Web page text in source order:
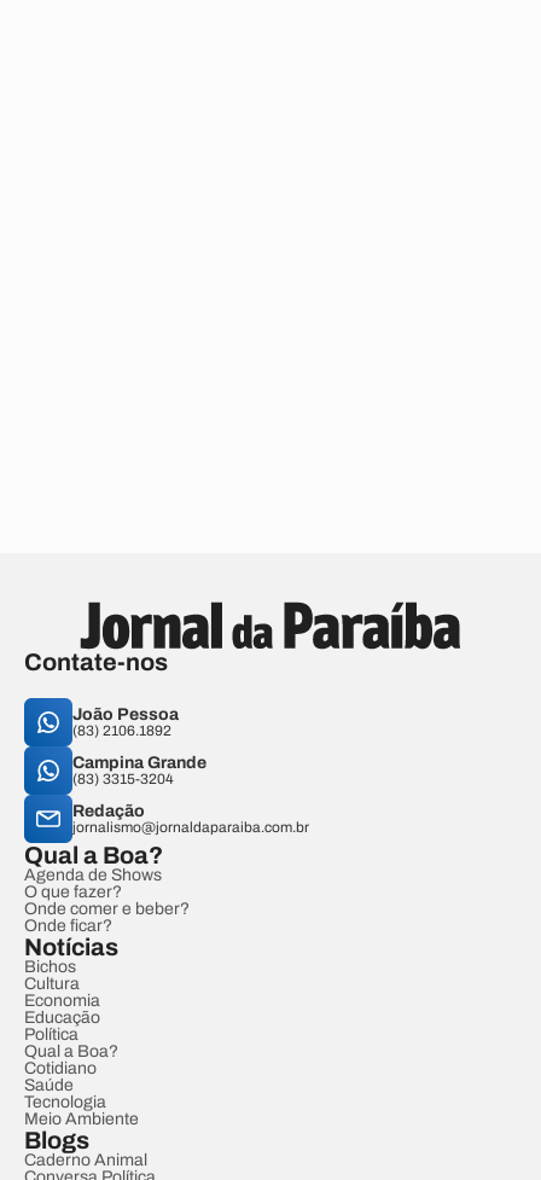
Contate-nos
João Pessoa
(83) 2106.1892
Campina Grande
(83) 3315-3204
Redação
jornalismo@jornaldaparaiba.com.br
Qual a Boa?
Agenda de Shows
O que fazer?
Onde comer e beber?
Onde ficar?
Notícias
Bichos
Cultura
Economia
Educação
Política
Qual a Boa?
Cotidiano
Saúde
Tecnologia
Meio Ambiente
Blogs
Caderno Animal